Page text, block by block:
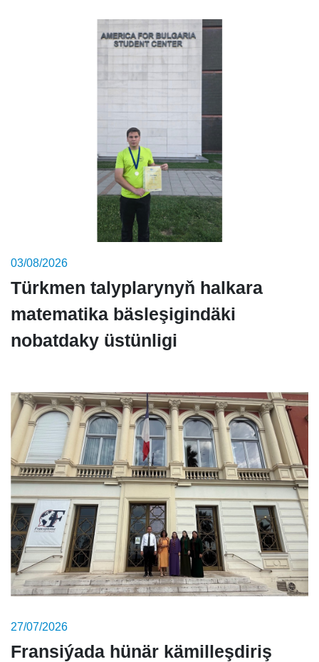
03/08/2026
Türkmen talyplarynyň halkara
matematika bäsleşigindäki
nobatdaky üstünligi
27/07/2026
Fransiýada hünär kämilleşdiriş